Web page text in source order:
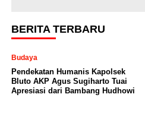
BERITA TERBARU
Budaya
Pendekatan Humanis Kapolsek
Bluto AKP Agus Sugiharto Tuai
Apresiasi dari Bambang Hudhowi